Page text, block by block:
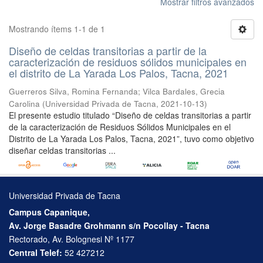
Mostrando ítems 1-1 de 1
Diseño de celdas transitorias a partir de la
caracterización de residuos sólidos municipales en
el distrito de La Yarada Los Palos, Tacna, 2021
Guerreros Silva, Romina Fernanda; Vilca Bardales, Grecia
Carolina (Universidad Privada de Tacna, 2021-10-13)
El presente estudio titulado “Diseño de celdas transitorias a partir
de la caracterización de Residuos Sólidos Municipales en el
Distrito de La Yarada Los Palos, Tacna, 2021”, tuvo como objetivo
diseñar celdas transitorias ...
Universidad Privada de Tacna
Campus Capanique,
Av. Jorge Basadre Grohmann s/n Pocollay - Tacna
Rectorado, Av. Bolognesi Nº 1177
Central Telef: 52 427212